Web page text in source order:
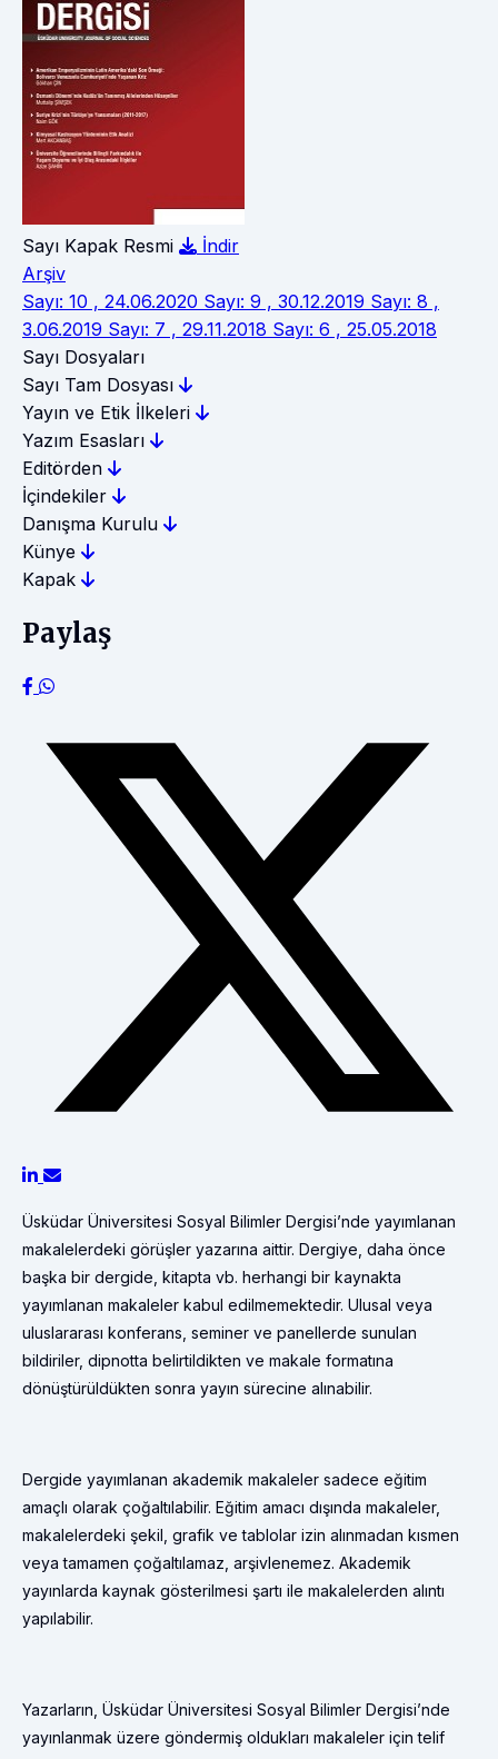
Sayı Kapak Resmi
İndir
Arşiv
Sayı: 10 , 24.06.2020 Sayı: 9 , 30.12.2019 Sayı: 8 ,
3.06.2019 Sayı: 7 , 29.11.2018 Sayı: 6 , 25.05.2018
Sayı Dosyaları
Sayı Tam Dosyası
Yayın ve Etik İlkeleri
Yazım Esasları
Editörden
İçindekiler
Danışma Kurulu
Künye
Kapak
Paylaş
Üsküdar Üniversitesi Sosyal Bilimler Dergisi’nde yayımlanan
makalelerdeki görüşler yazarına aittir. Dergiye, daha önce
başka bir dergide, kitapta vb. herhangi bir kaynakta
yayımlanan makaleler kabul edilmemektedir. Ulusal veya
uluslararası konferans, seminer ve panellerde sunulan
bildiriler, dipnotta belirtildikten ve makale formatına
dönüştürüldükten sonra yayın sürecine alınabilir.
Dergide yayımlanan akademik makaleler sadece eğitim
amaçlı olarak çoğaltılabilir. Eğitim amacı dışında makaleler,
makalelerdeki şekil, grafik ve tablolar izin alınmadan kısmen
veya tamamen çoğaltılamaz, arşivlenemez. Akademik
yayınlarda kaynak gösterilmesi şartı ile makalelerden alıntı
yapılabilir.
Yazarların, Üsküdar Üniversitesi Sosyal Bilimler Dergisi’nde
yayınlanmak üzere göndermiş oldukları makaleler için telif